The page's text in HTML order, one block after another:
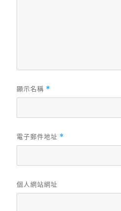
顯示名稱 *
電子郵件地址 *
個人網站網址